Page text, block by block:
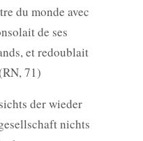
du monde avec
de ses
et redoublait
71)
der wieder
nichts